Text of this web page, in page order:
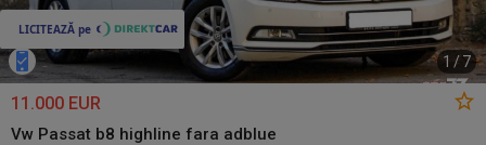
1 /7
11.000 EUR
Vw Passat b8 highline fara adblue